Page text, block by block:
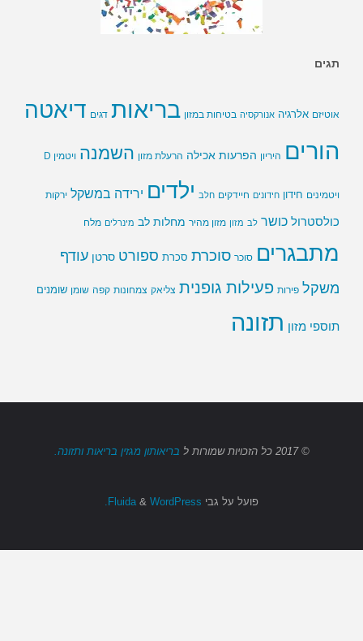
תגים
אוטיזם אלרגיה אנורקסיה בטיחות במזון בריאות דגים דיאטה
הורים היריון הפרעות אכילה הרעלת מזון השמנה ויטמין D
ויטמינים חידון חידונים חיידקים חלב ילדים ירידה במשקל ירקות
כולסטרול כושר לב מזון מזון מהיר מחלות לב מינרלים מלח
מתבגרים סוכר סוכרת סכרת ספורט סרטן עודף
משקל פירות פעילות גופנית צליאק צמחונות קפה שומן שומנים
תוספי מזון תזונה
© 2017 כל הזכויות שמורות ל בריאותון מגזין בריאות ותזונה.
פועל על גבי & WordPress.